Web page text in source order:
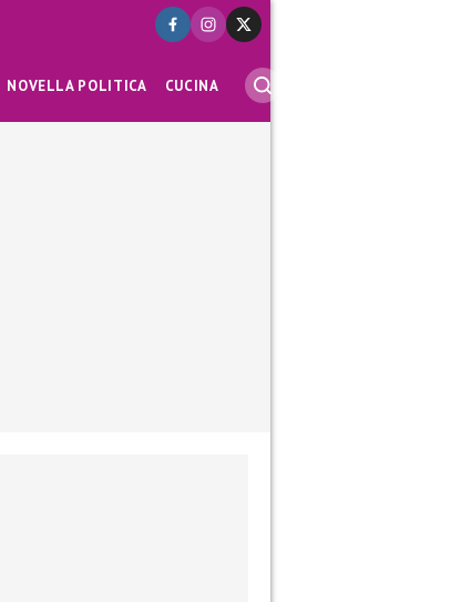
NOVELLA POLITICA CUCINA